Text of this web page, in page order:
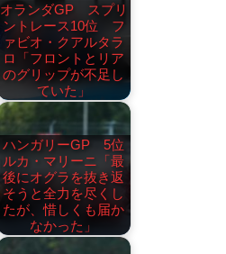
オランダGP スプリ
ントレース10位 フ
ァビオ・クアルタラ
ロ「フロントとリア
のグリップが不足し
ていた」
ハンガリーGP 5位
ルカ・マリーニ「最
後にオグラを抜き返
そうと全力を尽くし
たが、惜しくも届か
なかった」